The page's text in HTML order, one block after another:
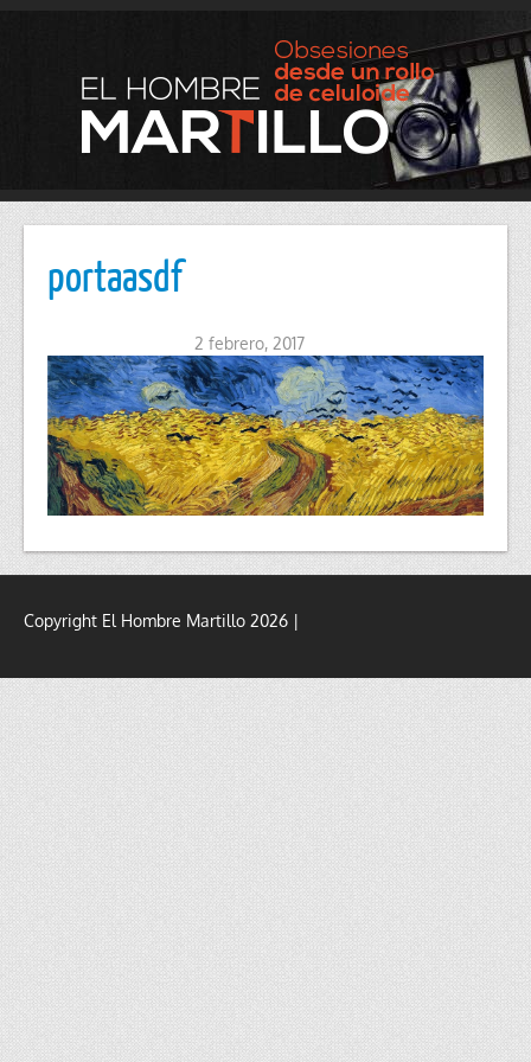
portaasdf
2 febrero, 2017
Copyright El Hombre Martillo 2026 |